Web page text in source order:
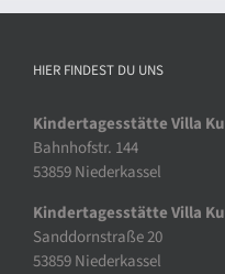
HIER FINDEST DU UNS
Kindertagesstätte Villa
Bahnhofstr. 144
53859 Niederkassel
Kindertagesstätte Villa
Sanddornstraße 20
53859 Niederkassel